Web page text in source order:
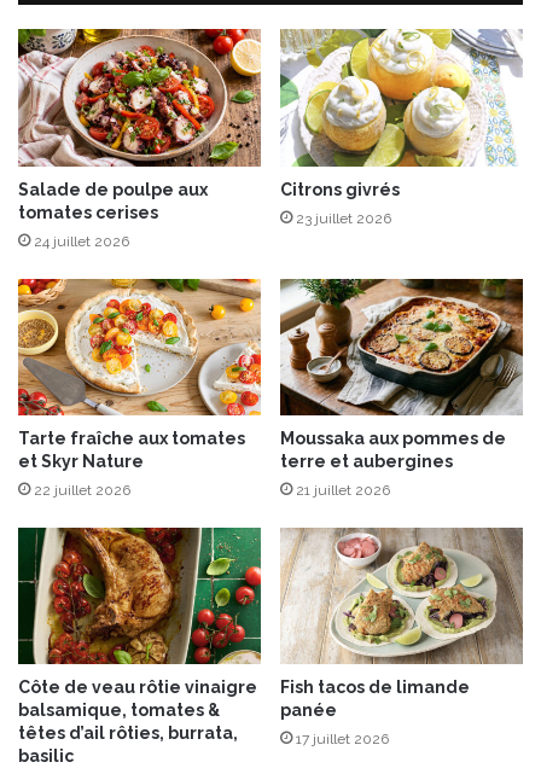
d
a
n
t
l
’
E
u
r
o
d
e
l
a
n
g
u
e
s
d
c
h
a
t
à
l
a
c
h
l
y
d
e
f
Salade de poulpe aux
tomates cerises
24 juillet 2026
Citrons givrés
23 juillet 2026
Tarte fraîche aux tomates
et Skyr Nature
22 juillet 2026
Moussaka aux pommes de
terre et aubergines
21 juillet 2026
Côte de veau rôtie vinaigre
balsamique, tomates &
têtes d’ail rôties, burrata,
basilic
Fish tacos de limande
panée
17 juillet 2026